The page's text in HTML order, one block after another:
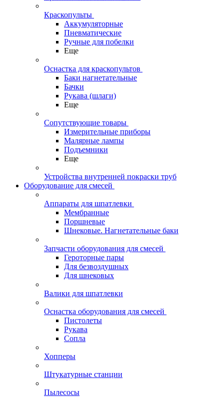
Краскопульты
Аккумуляторные
Пневматические
Ручные для побелки
Еще
Оснастка для краскопультов
Баки нагнетательные
Бачки
Рукава (шлаги)
Еще
Сопутствующие товары
Измерительные приборы
Малярные лампы
Подъемники
Еще
Устройства внутренней покраски труб
Оборудование для смесей
Аппараты для шпатлевки
Мембранные
Поршневые
Шнековые. Нагнетательные баки
Запчасти оборудования для смесей
Героторные пары
Для безвоздушных
Для шнековых
Валики для шпатлевки
Оснастка оборудования для смесей
Пистолеты
Рукава
Сопла
Хопперы
Штукатурные станции
Пылесосы